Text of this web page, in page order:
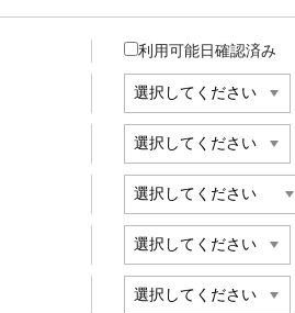
利用可能日確認済み